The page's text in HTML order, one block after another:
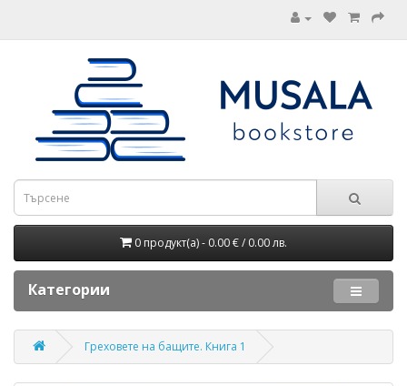
0 продукт(а) - 0.00 € / 0.00 лв.
Категории
Греховете на бащите. Книга 1